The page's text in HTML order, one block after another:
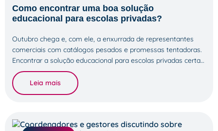
Como encontrar uma boa solução
educacional para escolas privadas?
Outubro chega e, com ele, a enxurrada de representantes
comerciais com catálogos pesados e promessas tentadoras.
Encontrar a solução educacional para escolas privadas certa…
Leia mais